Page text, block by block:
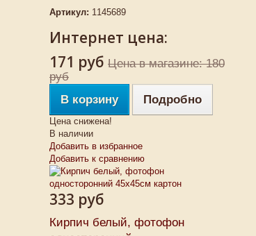
Артикул: 1145689
Интернет цена:
171 руб Цена в магазине: 180
руб
В корзину
Подробно
Цена снижена!
В наличии
Добавить в избранное
Добавить к сравнению
333 руб
Кирпич белый, фотофон